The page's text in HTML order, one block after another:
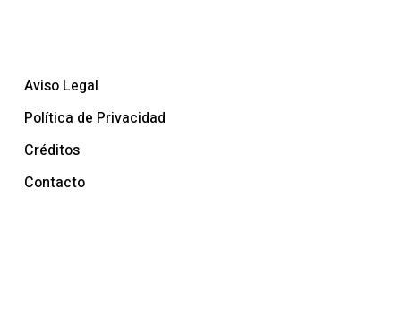
Aviso Legal
Política de Privacidad
Créditos
Contacto